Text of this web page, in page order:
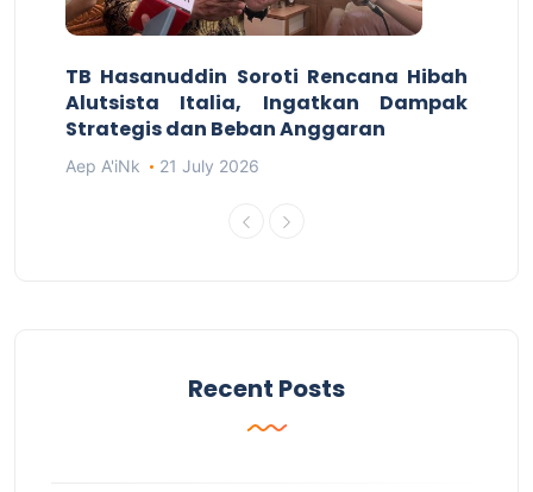
TB Hasanuddin Soroti Rencana Hibah
Alutsista Italia, Ingatkan Dampak
Strategis dan Beban Anggaran
Aep A'iNk 21 July 2026
Recent Posts